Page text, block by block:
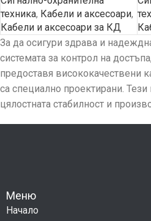
техника, Кабели и аксесоари,
Кабели и аксесоари за КД
За да осигури здрава и
системата за контрол на
предоставя висококачествени
са специално проектирани.
цялостната стабилност и
Меню
Начало